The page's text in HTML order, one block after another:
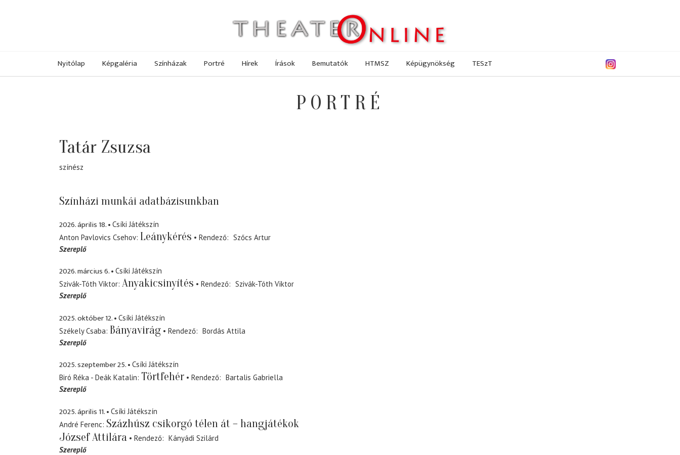
Nyitólap Képgaléria Színházak Portré Hírek Írások Bemutatók HTMSZ Képügynökség TESzT
PORTRÉ
Tatár Zsuzsa
színész
Színházi munkái adatbázisunkban
2026. április 18.
Csíki Játékszín
Anton Pavlovics Csehov Leánykérés Rendező
Szőcs Artur
Szereplő
2026. március 6.
Csíki Játékszín
Szivák-Tóth Viktor Anyakicsinyítés Rendező
Szivák-Tóth Viktor
Szereplő
2025. október 12.
Csíki Játékszín
Székely Csaba Bányavirág Rendező
Bordás Attila
Szereplő
2025. szeptember 25.
Csíki Játékszín
Biró Réka - Deák Katalin Törtfehér Rendező
Bartalis Gabriella
Szereplő
2025. április 11.
Csíki Játékszín
André Ferenc Százhúsz csikorgó télen át – hangjátékok
József Attilára
Rendező
Kányádi Szilárd
Szereplő